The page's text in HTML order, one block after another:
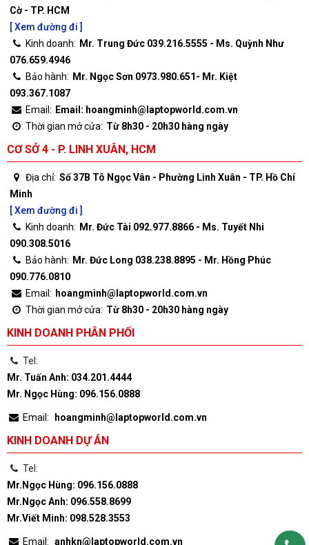
Cờ - TP. HCM
[ Xem đường đi ]
Kinh doanh: Mr. Trung Đức 039.216.5555 - Ms. Quỳnh Như
076.659.4946
Bảo hành: Mr. Ngọc Sơn 0973.980.651- Mr. Kiệt
093.367.1087
Email: Email: hoangminh@laptopworld.com.vn
Thời gian mở cửa: Từ 8h30 - 20h30 hàng ngày
CƠ SỞ 4 - P. LINH XUÂN, HCM
Địa chỉ: Số 37B Tô Ngọc Vân - Phường Linh Xuân - TP. Hồ Chí
Minh
[ Xem đường đi ]
Kinh doanh: Mr. Đức Tài 092.977.8866 - Ms. Tuyết Nhi
090.308.5016
Bảo hành: Mr. Đức Long 038.238.8895 - Mr. Hồng Phúc
090.776.0810
Email: hoangminh@laptopworld.com.vn
Thời gian mở cửa: Từ 8h30 - 20h30 hàng ngày
KINH DOANH PHÂN PHỐI
Tel:
Mr. Tuấn Anh: 034.201.4444
Mr. Ngọc Hùng: 096.156.0888
Email: hoangminh@laptopworld.com.vn
KINH DOANH DỰ ÁN
Tel:
Mr.Ngọc Hùng: 096.156.0888
Mr.Ngọc Anh: 096.558.8699
Mr.Viết Minh: 098.528.3553
Email: anhkn@laptopworld.com.vn